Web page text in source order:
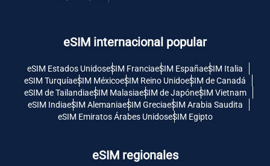
eSIM internacional popular
eSIM Estados UnidoseSIM FranciaeSIM EspañaeSIM Italia
eSIM TurquíaeSIM MéxicoeSIM Reino UnidoeSIM de Canadá
eSIM de TailandiaeSIM MalasiaeSIM de JapóneSIM Vietnam
eSIM IndiaeSIM AlemaniaeSIM GreciaeSIM Arabia Saudita
eSIM Emiratos Árabes UnidoseSIM Egipto
eSIM regionales